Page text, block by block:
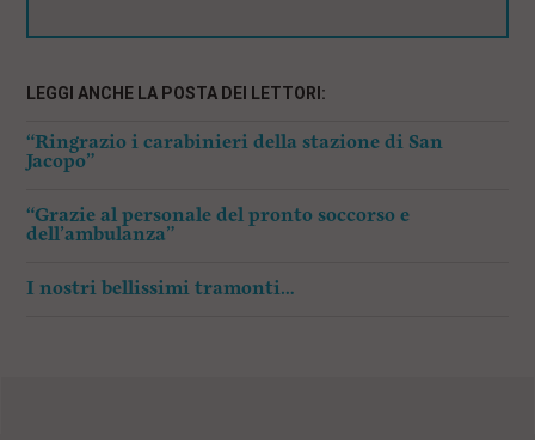
LEGGI ANCHE LA POSTA DEI LETTORI:
“Ringrazio i carabinieri della stazione di San
Jacopo”
“Grazie al personale del pronto soccorso e
dell’ambulanza”
I nostri bellissimi tramonti…